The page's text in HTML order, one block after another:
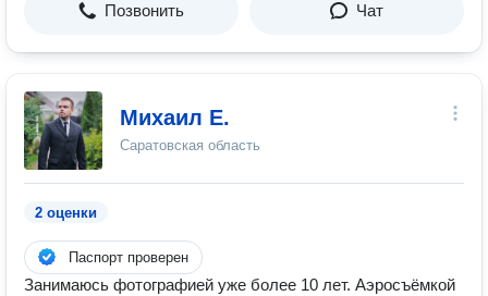
Позвонить Чат
Михаил Е.
Саратовская область
2 оценки
Паспорт проверен
Занимаюсь фотографией уже более 10 лет. Аэросъёмкой